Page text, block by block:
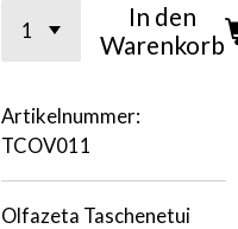
In den
Warenkorb
Artikelnummer:
TCOV011
Olfazeta Taschenetui